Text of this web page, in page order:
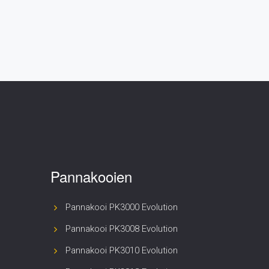
Pannakooien
Pannakooi PK3000 Evolution
Pannakooi PK3008 Evolution
Pannakooi PK3010 Evolution